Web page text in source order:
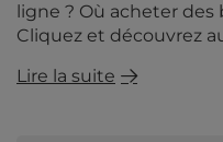
ligne ? Où acheter des
Cliquez et découvrez
Lire la suite